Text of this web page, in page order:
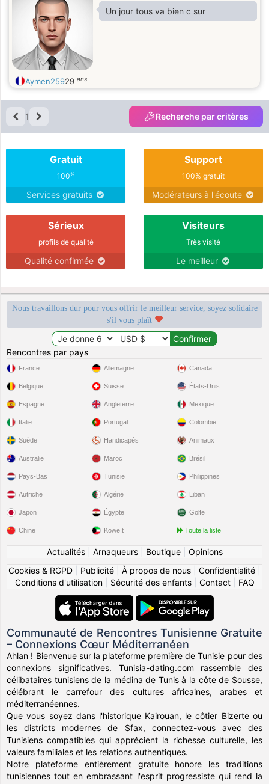
Un jour tous va bien c sur
Aymen25929 ans
1 Recherche par critères
Gratuit
100%
Services gratuits
Support
100% gratuit
Modérateurs à l'écoute
Sérieux
profils de qualité
Qualité confirmée
Visiteurs
Très visité
Le meilleur
Nous travaillons dur pour vous offrir le meilleur service, soyez solidaire
s'il vous plaît
Rencontres par pays
France
Belgique
Espagne
Italie
Suède
Allemagne
Suisse
Angleterre
Portugal
Handicapés
Canada
États-Unis
Mexique
Colombie
Animaux
Australie
Pays-Bas
Autriche
Japon
Chine
Maroc
Tunisie
Algérie
Égypte
Koweït
Brésil
Philippines
Liban
Golfe
Toute la liste
Actualités| Arnaqueurs| Boutique| Opinions
Cookies & RGPD
Publicité À propos de nous Confidentialité
Conditions d'utilisation| Sécurité des enfants| Contact| FAQ
Communauté de Rencontres Tunisienne Gratuite
– Connexions Cœur Méditerranéen
Ahlan ! Bienvenue sur la plateforme première de Tunisie pour des
connexions significatives. Tunisia-dating.com rassemble des
célibataires tunisiens de la médina de Tunis à la côte de Sousse,
célébrant le carrefour des cultures africaines, arabes et
méditerranéennes.
Que vous soyez dans l'historique Kairouan, le côtier Bizerte ou
les districts modernes de Sfax, connectez-vous avec des
Tunisiens compatibles qui apprécient la richesse culturelle, les
valeurs familiales et les relations authentiques.
Notre plateforme entièrement gratuite honore les traditions
tunisiennes tout en embrassant l'esprit progressiste qui rend la